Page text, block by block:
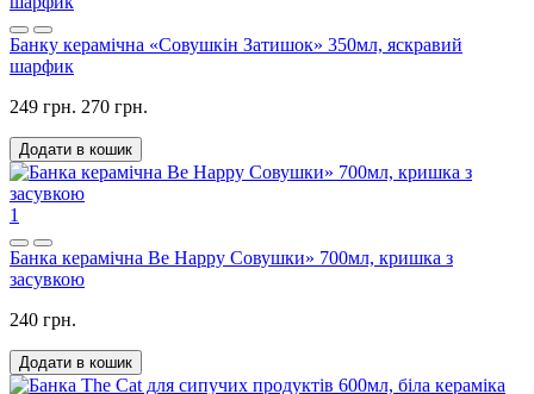
Банку керамічна «Совушкін Затишок» 350мл, яскравий
шарфик
249 грн. 270 грн.
Додати в кошик
1
Банка керамічна Be Happy Совушки» 700мл, кришка з
засувкою
240 грн.
Додати в кошик